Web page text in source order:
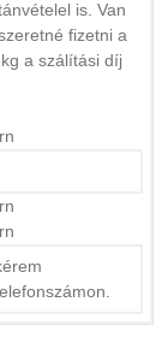
is. Van
fizetni a
a szálítási díj